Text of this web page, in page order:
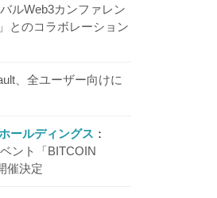
ルWeb3カンファレン
とのコラボレーション
、全ユーザー向けに
ールディングス
ント「BITCOIN
催決定